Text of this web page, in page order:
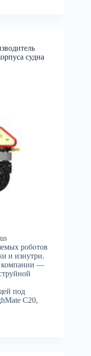
судна
роботов
и изнутри.
компании —
под
C20,